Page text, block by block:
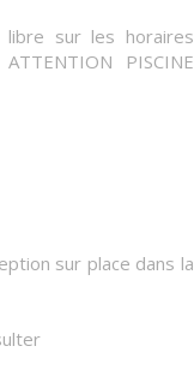
libre sur les horaires
PISCINE
sur place dans la